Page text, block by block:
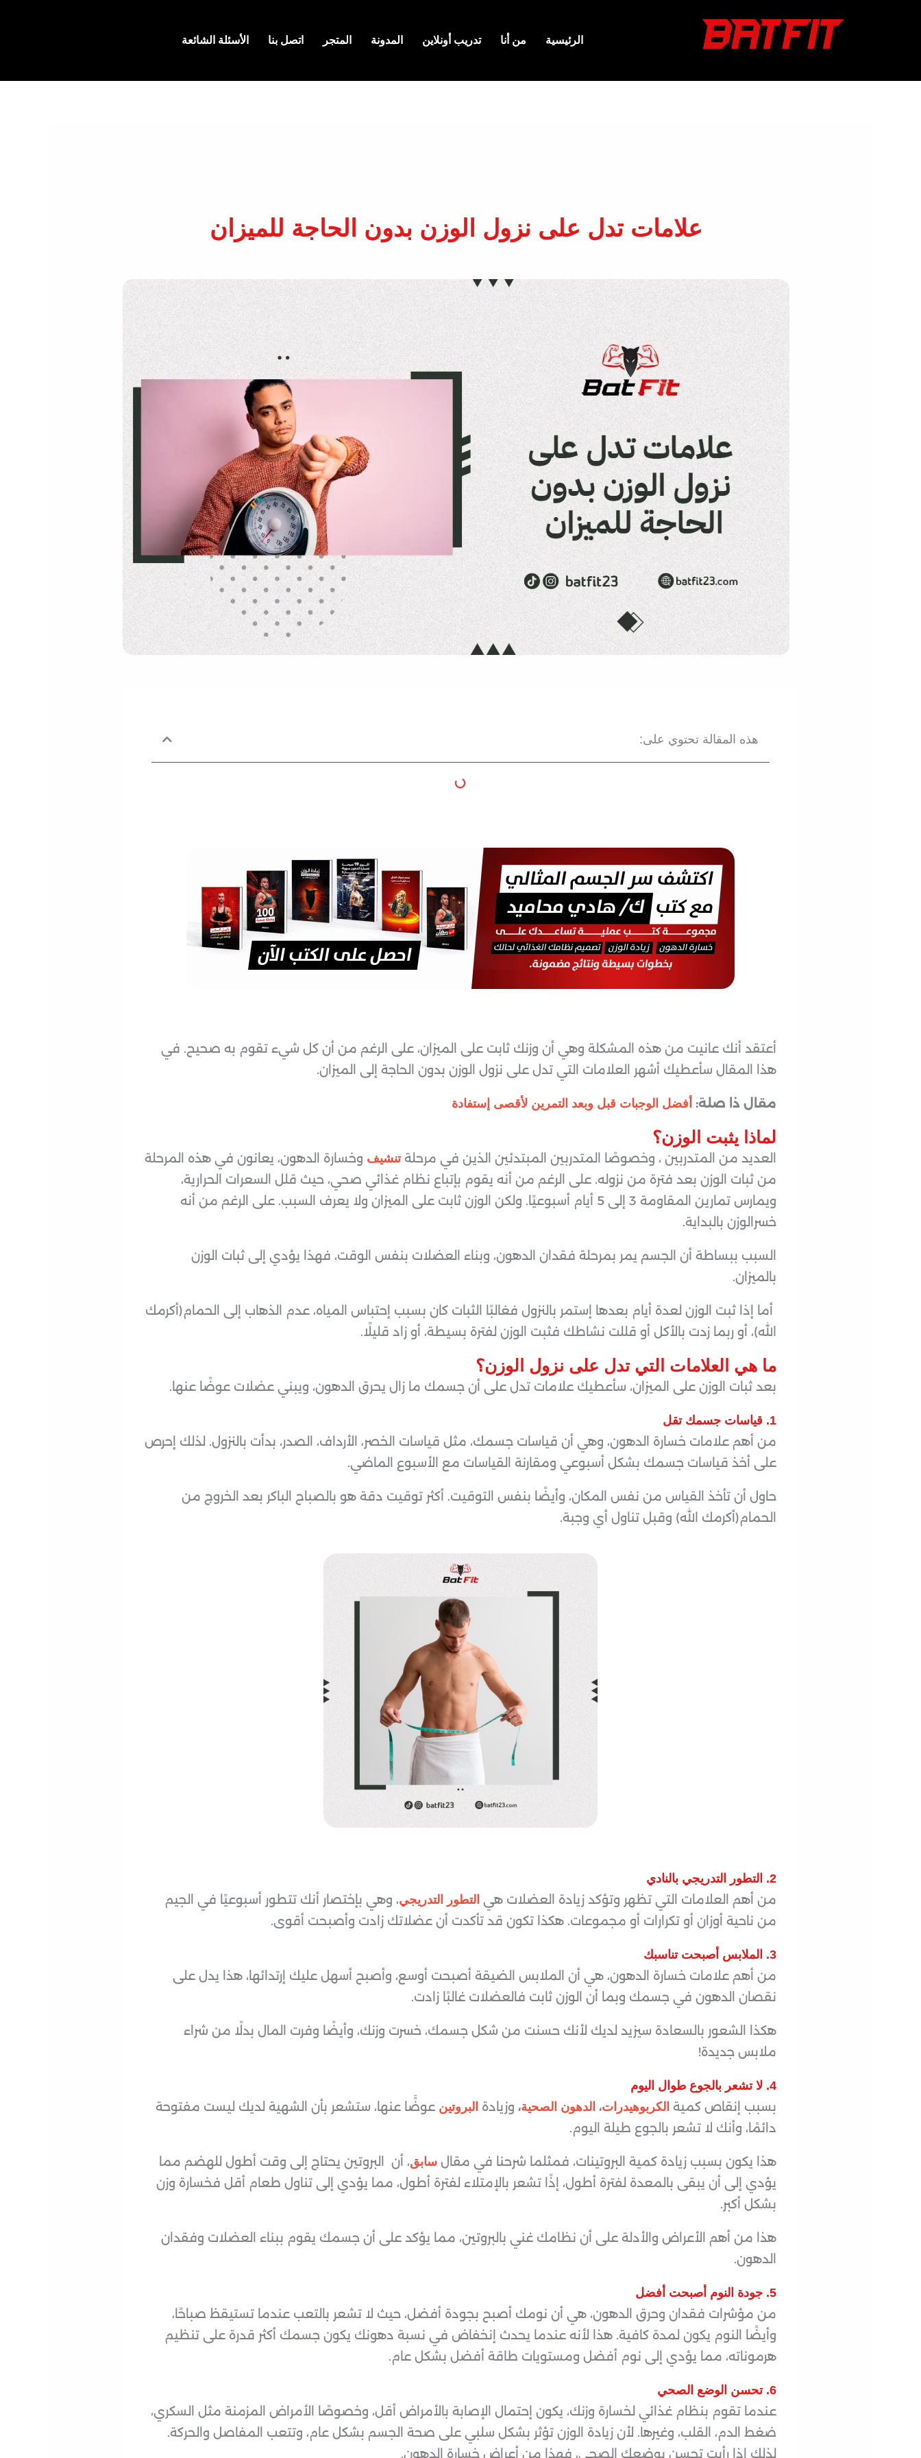
الرئيسية من أنا تدريب أونلاين المدونة المتجر اتصل بنا الأسئلة الشائعة
علامات تدل على نزول الوزن بدون الحاجة للميزان
هذه المقالة تحتوي على:
أعتقد أنك عانيت من هذه المشكلة وهي أن وزنك ثابت على الميزان، على الرغم من أن كل شيء تقوم به صحيح. في
هذا المقال سأعطيك أشهر العلامات التي تدل على نزول الوزن بدون الحاجة إلى الميزان.
مقال ذا صلة: أفضل الوجبات قبل وبعد التمرين لأقصى إستفادة
لماذا يثبت الوزن؟
العديد من المتدربين ، وخصوصًا المتدربين المبتدئين الذين في مرحلةتنشيف وخسارة الدهون، يعانون في هذه المرحلة
من ثبات الوزن بعد فترة من نزوله. على الرغم من أنه يقوم بإتباع نظام غذائي صحي، حيث قلل السعرات الحرارية،
ويمارس تمارين المقاومة 3 إلى 5 أيام أسبوعيًا. ولكن الوزن ثابت على الميزان ولا يعرف السبب. على الرغم من أنه
خسرالوزن بالبداية.
السبب ببساطة أن الجسم يمر بمرحلة فقدان الدهون، وبناء العضلات بنفس الوقت، فهذا يؤدي إلى ثبات الوزن
بالميزان.
أما إذا ثبت الوزن لعدة أيام بعدها إستمر بالنزول فغالبًا الثبات كان بسبب إحتباس المياه، عدم الذهاب إلى الحمام(أكرمك
الله)، أو ربما زدت بالأكل أو قللت نشاطك فثبت الوزن لفترة بسيطة، أو زاد قليلًا.
ما هي العلامات التي تدل على نزول الوزن؟
بعد ثبات الوزن على الميزان، سأعطيك علامات تدل على أن جسمك ما زال يحرق الدهون، ويبني عضلات عوضًا عنها.
1. قياسات جسمك تقل
من أهم علامات خسارة الدهون، وهي أن قياسات جسمك، مثل قياسات الخصر، الأرداف، الصدر، بدأت بالنزول. لذلك إحرص
على أخذ قياسات جسمك بشكل أسبوعي ومقارنة القياسات مع الأسبوع الماضي.
حاول أن تأخذ القياس من نفس المكان، وأيضًا بنفس التوقيت. أكثر توقيت دقة هو بالصباح الباكر بعد الخروج من
الحمام(أكرمك الله) وقبل تناول أي وجبة.
2. التطور التدريجي بالنادي
من أهم العلامات التي تظهر وتؤكد زيادة العضلات هي التطور التدريجي، وهي بإختصار أنك تتطور أسبوعيًا في الجيم
من ناحية أوزان أو تكرارات أو مجموعات. هكذا تكون قد تأكدت أن عضلاتك زادت وأصبحت أقوى.
3. الملابس أصبحت تناسبك
من أهم علامات خسارة الدهون، هي أن الملابس الضيقة أصبحت أوسع، وأصبح أسهل عليك إرتدائها، هذا يدل على
نقصان الدهون في جسمك وبما أن الوزن ثابت فالعضلات غالبًا زادت.
هكذا الشعور بالسعادة سيزيد لديك لأنك حسنت من شكل جسمك، خسرت وزنك، وأيضًا وفرت المال بدلًا من شراء
ملابس جديدة!
4. لا تشعر بالجوع طوال اليوم
بسبب إنقاص كمية الكربوهيدرات، الدهون الصحية، وزيادة البروتين عوضًَا عنها، ستشعر بأن الشهية لديك ليست مفتوحة
دائمًا، وأنك لا تشعر بالجوع طيلة اليوم.
هذا يكون بسبب زيادة كمية البروتينات، فمثلما شرحنا في مقال سابق، أن البروتين يحتاج إلى وقت أطول للهضم مما
يؤدي إلى أن يبقى بالمعدة لفترة أطول، إذًا تشعر بالإمتلاء لفترة أطول، مما يؤدي إلى تناول طعام أقل فخسارة وزن
بشكل أكبر.
هذا من أهم الأعراض والأدلة على أن نظامك غني بالبروتين، مما يؤكد على أن جسمك يقوم ببناء العضلات وفقدان
الدهون.
5. جودة النوم أصبحت أفضل
من مؤشرات فقدان وحرق الدهون، هي أن نومك أصبح بجودة أفضل، حيث لا تشعر بالتعب عندما تستيقظ صباحًا،
وأيضًا النوم يكون لمدة كافية. هذا لأنه عندما يحدث إنخفاض في نسبة دهونك يكون جسمك أكثر قدرة على تنظيم
هرموناته، مما يؤدي إلى نوم أفضل ومستويات طاقة أفضل بشكل عام.
6. تحسن الوضع الصحي
عندما تقوم بنظام غذائي لخسارة وزنك، يكون إحتمال الإصابة بالأمراض أقل، وخصوصًا الأمراض المزمنة مثل السكري،
ضغط الدم، القلب، وغيرها. لأن زيادة الوزن تؤثر بشكل سلبي على صحة الجسم بشكل عام، وتتعب المفاصل والحركة.
لذلك إذا رأيت تحسن بوضعك الصحي، فهذا من أعراض خسارة الدهون.